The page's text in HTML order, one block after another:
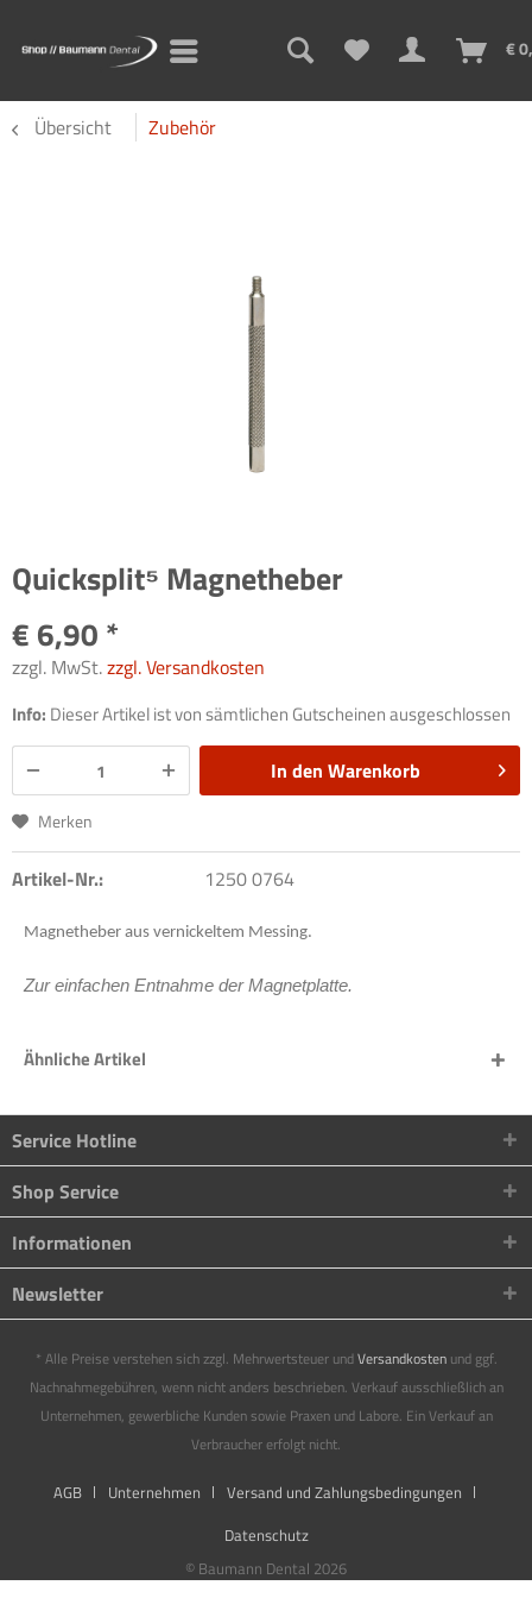
€
Übersicht Zubehör
Quicksplit⁵ Magnetheber
€ 6,90 *
zzgl. MwSt.zzgl. Versandkosten
Info: Dieser Artikel ist von sämtlichen Gutscheinen ausgeschlossen
In den Warenkorb
Merken
Artikel-Nr.: 1250 0764
Magnetheber aus vernickeltem Messing.
Zur einfachen Entnahme der Magnetplatte.
Ähnliche Artikel
Service Hotline
Shop Service
Informationen
Newsletter
* Alle Preise verstehen sich zzgl. Mehrwertsteuer undVersandkostenund ggf.
Nachnahmegebühren, wenn nicht anders beschrieben. Verkauf ausschließlich an
Unternehmen, gewerbliche Kunden sowie Praxen und Labore. Ein Verkauf an
Verbraucher erfolgt nicht.
AGB Unternehmen
Versand und Zahlungsbedingungen
Datenschutz
© Baumann Dental 2026